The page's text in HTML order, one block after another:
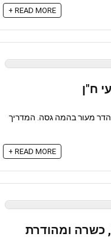
READ MORE +
ח"ן
הדר מעור בהמה גסה. המדריך
READ MORE +
כשרה ומהודרת